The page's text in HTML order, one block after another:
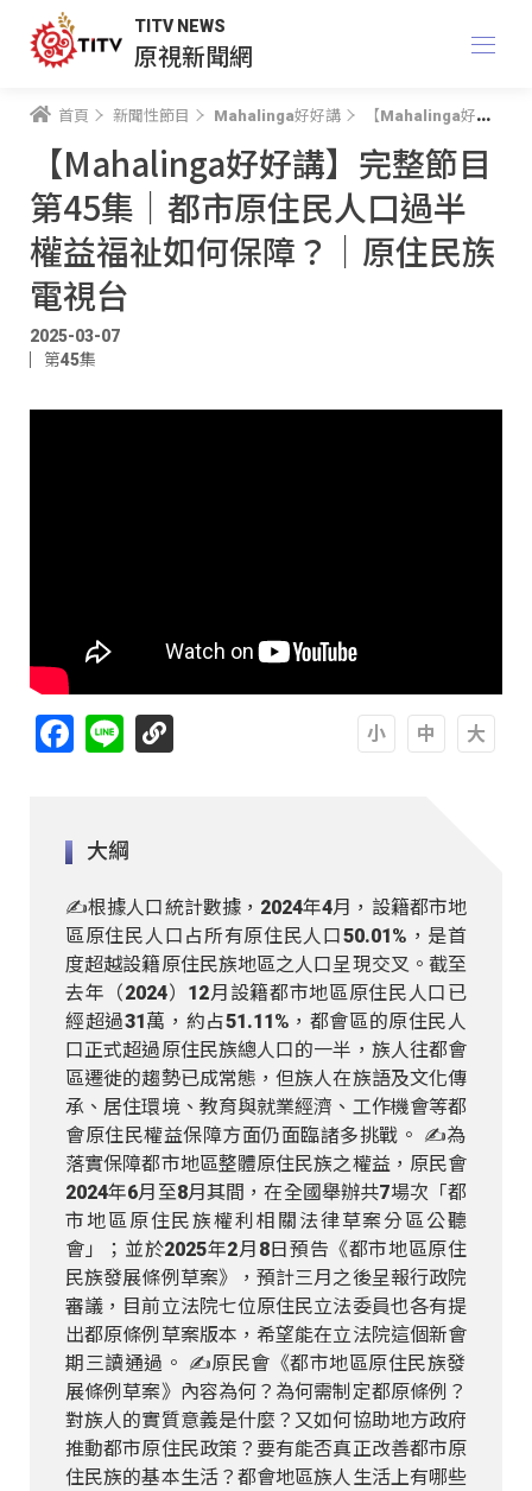
TITV NEWS
原視新聞網
首頁 新聞性節目 Mahalinga好好講 【Mahalinga好好講】完整節目 第45集｜都市原住民人口過半 權益福祉如何保障？｜原住民族電視台
【Mahalinga好好講】完整節目
第45集｜都市原住民人口過半
權益福祉如何保障？｜原住民族
電視台
2025-03-07
第45集
Facebook
Line
大綱
✍️根據人口統計數據，2024年4月，設籍都市地
區原住民人口占所有原住民人口50.01%，是首
度超越設籍原住民族地區之人口呈現交叉。截至
去年（2024）12月設籍都市地區原住民人口已
經超過31萬，約占51.11%，都會區的原住民人
口正式超過原住民族總人口的一半，族人往都會
區遷徙的趨勢已成常態，但族人在族語及文化傳
承、居住環境、教育與就業經濟、工作機會等都
會原住民權益保障方面仍面臨諸多挑戰。 ✍️為
落實保障都市地區整體原住民族之權益，原民會
2024年6月至8月其間，在全國舉辦共7場次「都
市地區原住民族權利相關法律草案分區公聽
會」；並於2025年2月8日預告《都市地區原住
民族發展條例草案》，預計三月之後呈報行政院
審議，目前立法院七位原住民立法委員也各有提
出都原條例草案版本，希望能在立法院這個新會
期三讀通過。 ✍️原民會《都市地區原住民族發
展條例草案》內容為何？為何需制定都原條例？
對族人的實質意義是什麼？又如何協助地方政府
推動都市原住民政策？要有能否真正改善都市原
住民族的基本生活？都會地區族人生活上有哪些